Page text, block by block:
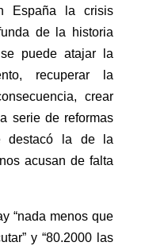
España la crisis
de la historia
puede atajar la
recuperar la
crear
serie de reformas
destacó la de la
acusan de falta
“nada menos que
y “80.2000 las